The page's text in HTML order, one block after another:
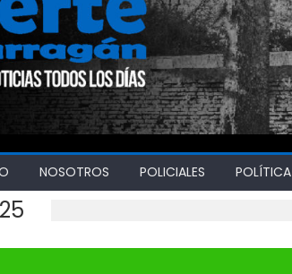
NOSOTROS POLICIALES POLÍTICA